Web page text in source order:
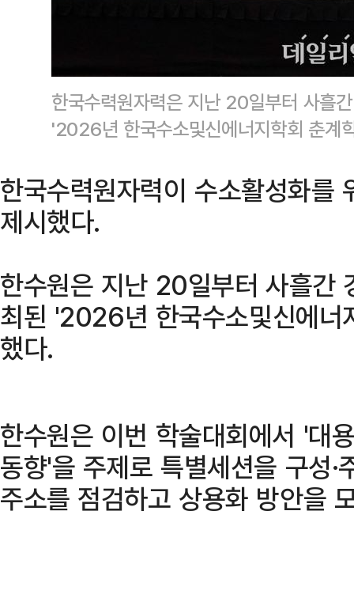
한국수력원자력은 지난 20일부터 사흘
'2026년 한국수소및신에너지학회 춘계
한국수력원자력이 수소활성화를
제시했다.
한수원은 지난 20일부터 사흘간
최된 '2026년 한국수소및신에너
했다.
한수원은 이번 학술대회에서 '대
동향'을 주제로 특별세션을 구성
주소를 점검하고 상용화 방안을